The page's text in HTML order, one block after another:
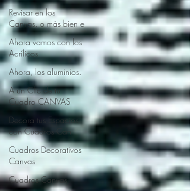
Revisar en los
Canvas, o más bien e
Ahora vamos con los
Acrílicos
Ahora, los aluminios.
A un Clic de tu
Cuadro CANVAS
Decora tus Espacios
con Cuadros Can
Cuadros Decorativos
Canvas
Cuadros Canvas